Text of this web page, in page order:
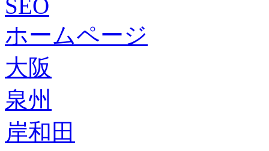
SEO
ホームページ
大阪
泉州
岸和田